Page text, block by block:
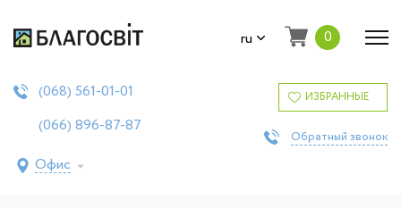
ru 0
(068) 561-01-01
(066) 896-87-87
Офис
ИЗБРАННЫЕ
Обратный звонок